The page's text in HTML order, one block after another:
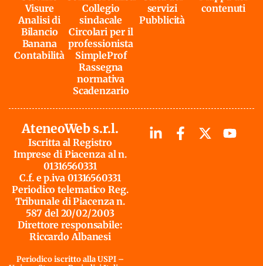
Visure
Analisi di
Bilancio
Banana
Contabilità
Collegio
sindacale
Circolari per il
professionista
SimpleProf
Rassegna
normativa
Scadenzario
servizi
Pubblicità
contenuti
AteneoWeb s.r.l.
Iscritta al Registro
Imprese di Piacenza al n.
01316560331
C.f. e p.iva 01316560331
Periodico telematico Reg.
Tribunale di Piacenza n.
587 del 20/02/2003
Direttore responsabile:
Riccardo Albanesi
Periodico iscritto alla USPI –